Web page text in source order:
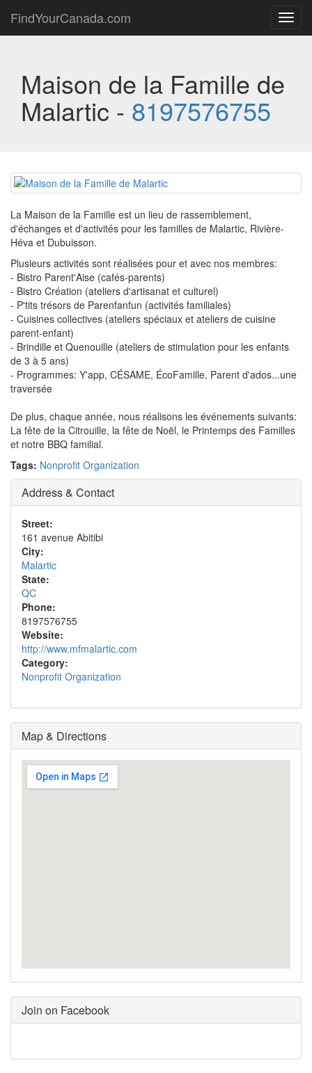
FindYourCanada.com
Maison de la Famille de
Malartic - 8197576755
La Maison de la Famille est un lieu de rassemblement,
d'échanges et d'activités pour les familles de Malartic, Rivière-
Héva et Dubuisson.
Plusieurs activités sont réalisées pour et avec nos membres:
- Bistro Parent'Aise (cafés-parents)
- Bistro Création (ateliers d'artisanat et culturel)
- P'tits trésors de Parenfanfun (activités familiales)
- Cuisines collectives (ateliers spéciaux et ateliers de cuisine
parent-enfant)
- Brindille et Quenouille (ateliers de stimulation pour les enfants
de 3 à 5 ans)
- Programmes: Y'app, CÉSAME, ÉcoFamille, Parent d'ados...une
traversée
De plus, chaque année, nous réalisons les événements suivants:
La fête de la Citrouille, la fête de Noël, le Printemps des Familles
et notre BBQ familial.
Tags: Nonprofit Organization
Address & Contact
Street:
161 avenue Abitibi
City:
Malartic
State:
QC
Phone:
8197576755
Website:
http://www.mfmalartic.com
Category:
Nonprofit Organization
Map & Directions
Join on Facebook